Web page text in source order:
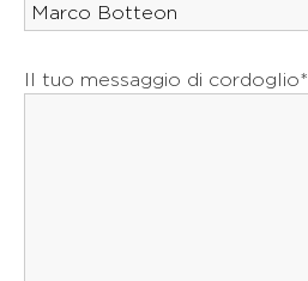
Il tuo messaggio di cordoglio*